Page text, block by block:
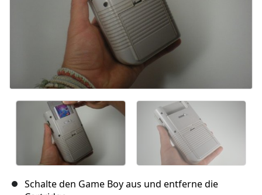
Schalte den Game Boy aus und entferne die